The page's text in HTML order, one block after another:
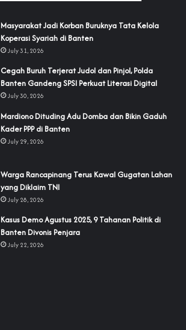
‎Masyarakat Jadi Korban Buruknya Tata Kelola
Koperasi Syariah di Banten
July 31, 2026
Cegah Buruh Terjerat Judol dan Pinjol, Polda
Banten Gandeng SPSI Perkuat Literasi Digital
July 30, 2026
‎Mardiono Dituding Adu Domba dan Bikin Gaduh
Kader PPP di Banten
July 29, 2026
‎Warga Rancapinang Terus Kawal Gugatan Lahan
yang Diklaim TNI‎‎
July 28, 2026
‎Kasus Demo Agustus 2025, 9 Tahanan Politik di
Banten Divonis Penjara
July 22, 2026